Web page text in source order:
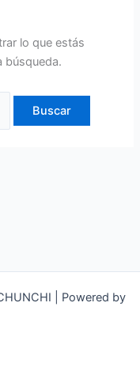
lo que estás
búsqueda.
| Powered by